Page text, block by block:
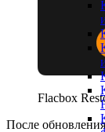
Flacbox
После